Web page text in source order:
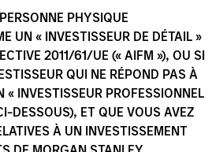
PHYSIQUE
UN « INVESTISSEUR DE DÉTAIL »
2011/61/UE (« AIFM »), OU SI
QUI NE RÉPOND PAS À
« INVESTISSEUR PROFESSIONNEL
DESSOUS), ET QUE VOUS AVEZ
À UN INVESTISSEMENT